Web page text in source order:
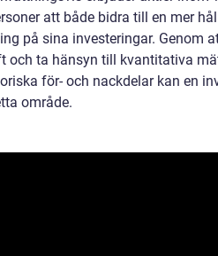
att både bidra till en mer
på sina investeringar. Genom
och ta hänsyn till kvantitativa
för- och nackdelar kan en
område.